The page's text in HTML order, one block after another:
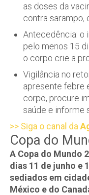
as doses da
contra sarampo,
Antecedência: o
pelo menos 15
o corpo crie a
Vigilância no
apresente febre
corpo, procure
saúde e informe
>> Siga o canal da
Copa do
A Copa do Mundo
dias 11 de junho e
sediados em
México e do